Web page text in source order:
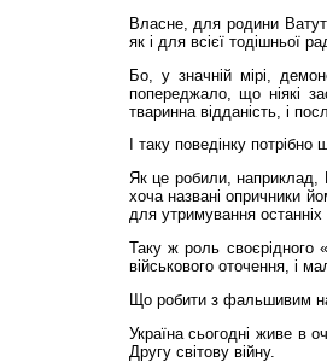
Власне, для родини
як і для всієї тодішньої
Бо, у значній мірі,
попереджало, що ніякі
тваринна відданість, і
І таку поведінку
Як це робили, наприклад,
хоча названі опричники
для утримування останніх
Таку ж роль своєрідного
військового оточення, і
Що робити з фальшивим
Україна сьогодні живе в
Другу світову війну.